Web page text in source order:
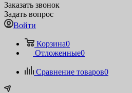
Заказать звонок
Задать вопрос
Войти
Корзина0
Отложенные0
Сравнение товаров0